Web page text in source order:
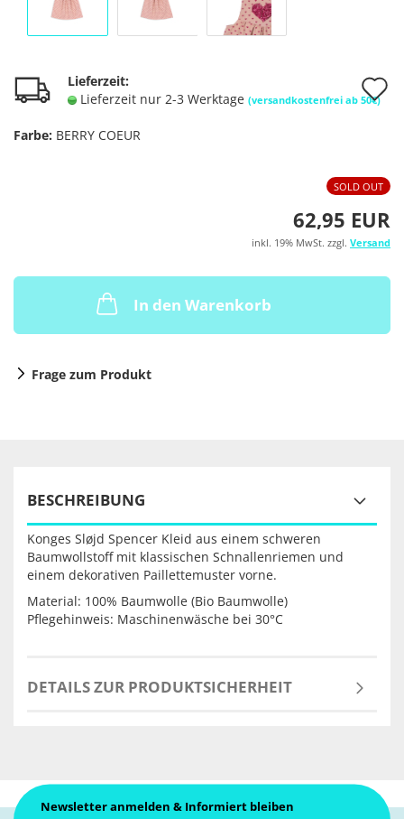
Lieferzeit:
Lieferzeit nur 2-3 Werktage (versandkostenfrei ab 50€)
Farbe: BERRY COEUR
SOLD OUT
62,95 EUR
inkl. 19% MwSt. zzgl. Versand
In den Warenkorb
Frage zum Produkt
BESCHREIBUNG
Konges Sløjd Spencer Kleid aus einem schweren
Baumwollstoff mit klassischen Schnallenriemen und
einem dekorativen Paillettemuster vorne.
Material: 100% Baumwolle (Bio Baumwolle)
Pflegehinweis: Maschinenwäsche bei 30°C
DETAILS ZUR PRODUKTSICHERHEIT
Newsletter anmelden & Informiert bleiben